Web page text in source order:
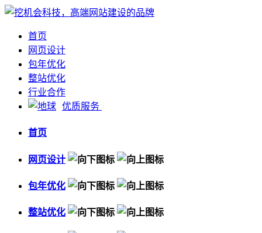
首页
网页设计
包年优化
整站优化
行业合作
优质服务
首页
网页设计
包年优化
整站优化